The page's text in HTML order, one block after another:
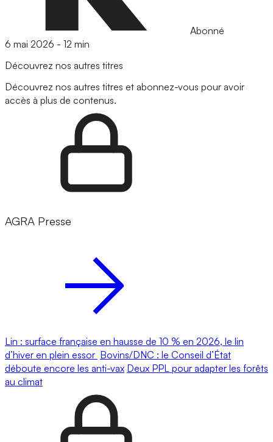
Abonné
6 mai 2026 - 12 min
Découvrez nos autres titres
Découvrez nos autres titres et abonnez-vous pour avoir
accès à plus de contenus.
AGRA Presse
Lin : surface française en hausse de 10 % en 2026, le lin
d’hiver en plein essor Bovins/DNC : le Conseil d’État
déboute encore les anti-vax Deux PPL pour adapter les forêts
au climat